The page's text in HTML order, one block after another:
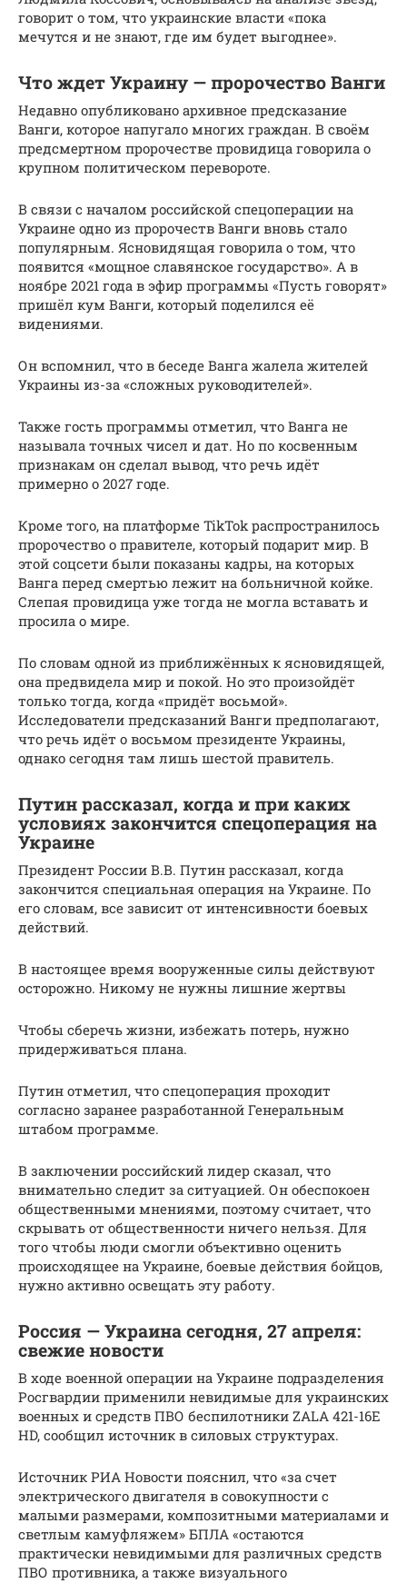
говорит о том, что украинские власти «пока
мечутся и не знают, где им будет выгоднее».
Что ждет Украину — пророчество Ванги
Недавно опубликовано архивное предсказание
Ванги, которое напугало многих граждан. В своём
предсмертном пророчестве провидица говорила о
крупном политическом перевороте.
В связи с началом российской спецоперации на
Украине одно из пророчеств Ванги вновь стало
популярным. Ясновидящая говорила о том, что
появится «мощное славянское государство». А в
ноябре 2021 года в эфир программы «Пусть говорят»
пришёл кум Ванги, который поделился её
видениями.
Он вспомнил, что в беседе Ванга жалела жителей
Украины из-за «сложных руководителей».
Также гость программы отметил, что Ванга не
называла точных чисел и дат. Но по косвенным
признакам он сделал вывод, что речь идёт
примерно о 2027 годе.
Кроме того, на платформе TikTok распространилось
пророчество о правителе, который подарит мир. В
этой соцсети были показаны кадры, на которых
Ванга перед смертью лежит на больничной койке.
Слепая провидица уже тогда не могла вставать и
просила о мире.
По словам одной из приближённых к ясновидящей,
она предвидела мир и покой. Но это произойдёт
только тогда, когда «придёт восьмой».
Исследователи предсказаний Ванги предполагают,
что речь идёт о восьмом президенте Украины,
однако сегодня там лишь шестой правитель.
Путин рассказал, когда и при каких
условиях закончится спецоперация на
Украине
Президент России В.В. Путин рассказал, когда
закончится специальная операция на Украине. По
его словам, все зависит от интенсивности боевых
действий.
В настоящее время вооруженные силы действуют
осторожно. Никому не нужны лишние жертвы
Чтобы сберечь жизни, избежать потерь, нужно
придерживаться плана.
Путин отметил, что спецоперация проходит
согласно заранее разработанной Генеральным
штабом программе.
В заключении российский лидер сказал, что
внимательно следит за ситуацией. Он обеспокоен
общественными мнениями, поэтому считает, что
скрывать от общественности ничего нельзя. Для
того чтобы люди смогли объективно оценить
происходящее на Украине, боевые действия бойцов,
нужно активно освещать эту работу.
Россия — Украина сегодня, 27 апреля:
свежие новости
В ходе военной операции на Украине подразделения
Росгвардии применили невидимые для украинских
военных и средств ПВО беспилотники ZALA 421-16Е
HD, сообщил источник в силовых структурах.
Источник РИА Новости пояснил, что «за счет
электрического двигателя в совокупности с
малыми размерами, композитными материалами и
светлым камуфляжем» БПЛА «остаются
практически невидимыми для различных средств
ПВО противника, а также визуального